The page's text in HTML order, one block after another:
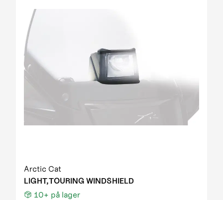
Arctic Cat
LIGHT,TOURING WINDSHIELD
10+ på lager